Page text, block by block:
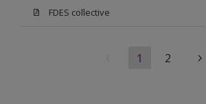
FDES collective
1 2